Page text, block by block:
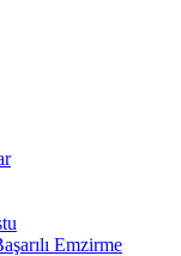
Emzirme